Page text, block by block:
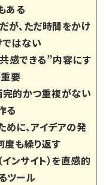
ある
が、ただ時間をかけ
はない
感できる”内容にす
要
的かつ重複がない
る
に、アイデアの発
度も繰り返す
ンサイト）を直感的
ツール